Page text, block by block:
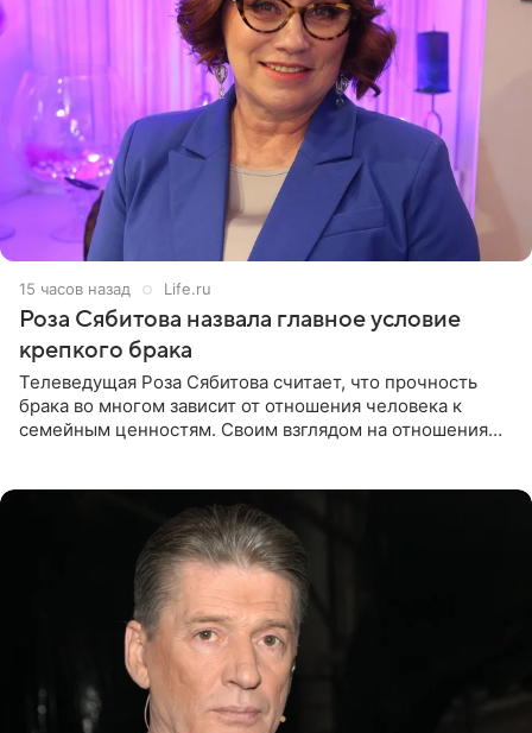
15 часов назад Life.ru
Роза Сябитова назвала главное условие
крепкого брака
Телеведущая Роза Сябитова считает, что прочность
брака во многом зависит от отношения человека к
семейным ценностям. Своим взглядом на отношения